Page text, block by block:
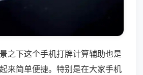
之下这个手机打牌计算辅助也是
来简单便捷。特别是在大家手机